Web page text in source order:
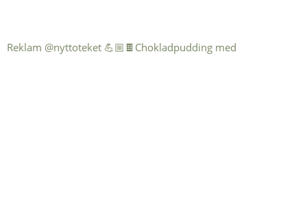
Reklam @nyttoteket 💪🏼🍫Chokladpudding med